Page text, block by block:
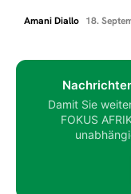
Amani Diallo 18.
Damit Sie
FOKUS